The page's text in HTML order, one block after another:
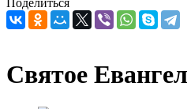
Поделиться
Святое